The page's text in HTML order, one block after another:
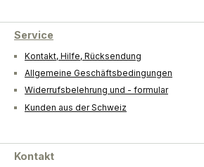
Service
Kontakt, Hilfe, Rücksendung
Allgemeine Geschäftsbedingungen
Widerrufsbelehrung und - formular
Kunden aus der Schweiz
Kontakt